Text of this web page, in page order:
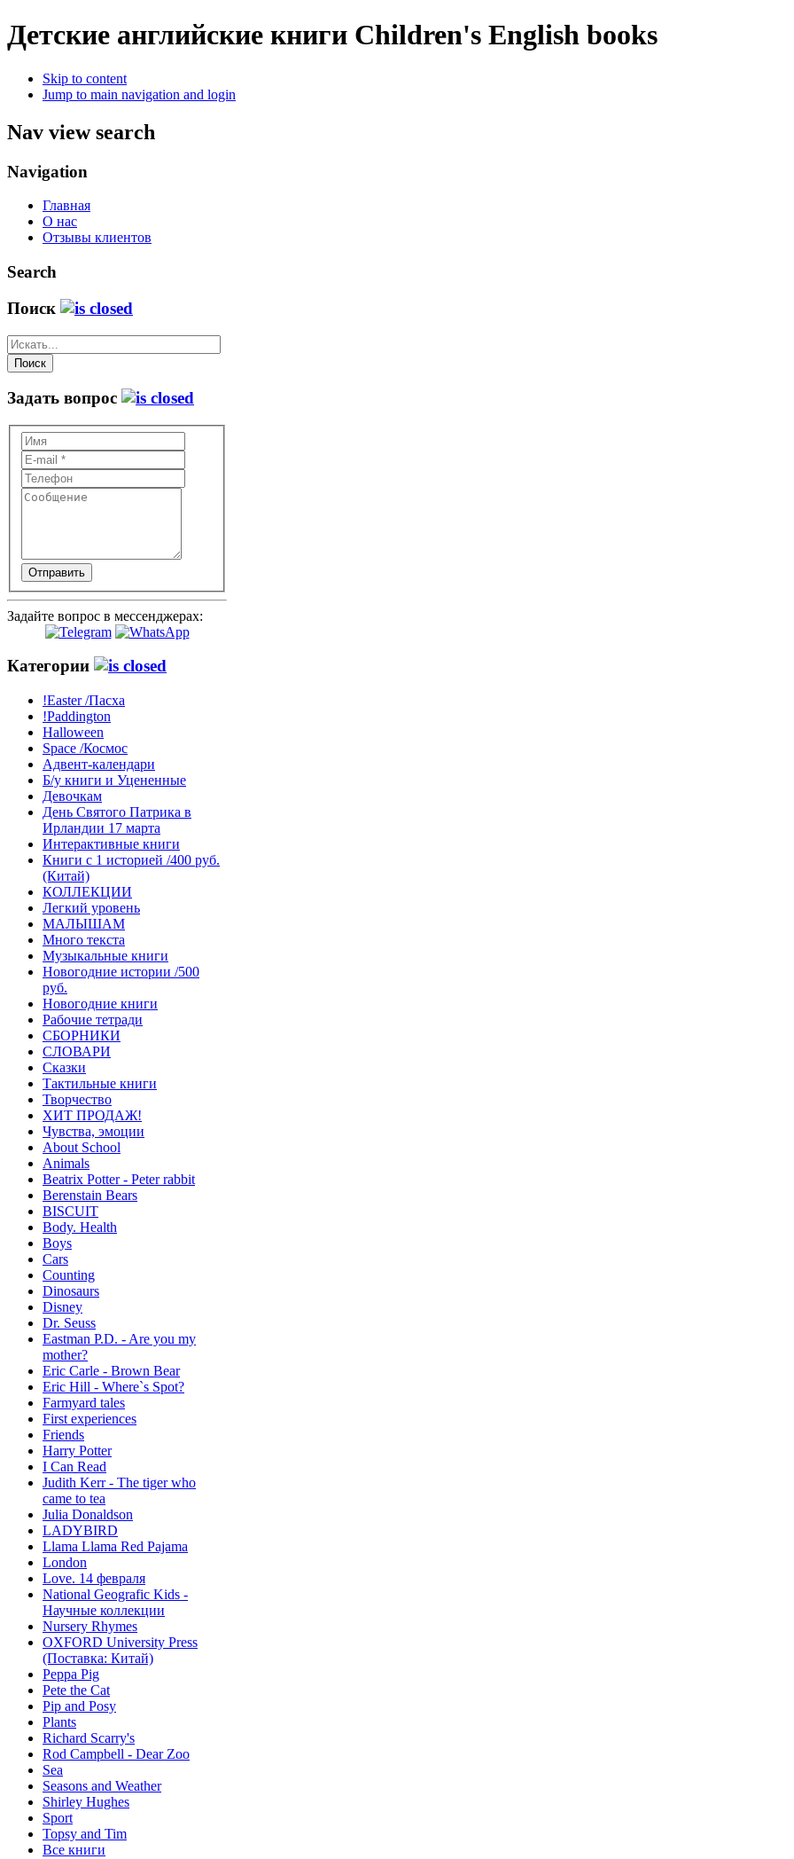
Детские английские книги Children's English books
Skip to content
Jump to main navigation and login
Nav view search
Navigation
Главная
О нас
Отзывы клиентов
Search
Поиск
Задать вопрос
Отправить
Задайте вопрос в мессенджерах:
Категории
!Easter /Пасха
!Paddington
Halloween
Space /Космос
Адвент-календари
Б/у книги и Уцененные
Девочкам
День Святого Патрика в
Ирландии 17 марта
Интерактивные книги
Книги с 1 историей /400 руб.
(Китай)
КОЛЛЕКЦИИ
Легкий уровень
МАЛЫШАМ
Много текста
Музыкальные книги
Новогодние истории /500
руб.
Новогодние книги
Рабочие тетради
СБОРНИКИ
СЛОВАРИ
Сказки
Тактильные книги
Творчество
ХИТ ПРОДАЖ!
Чувства, эмоции
About School
Animals
Beatrix Potter - Peter rabbit
Berenstain Bears
BISCUIT
Body. Health
Boys
Cars
Counting
Dinosaurs
Disney
Dr. Seuss
Eastman P.D. - Are you my
mother?
Eric Carle - Brown Bear
Eric Hill - Where`s Spot?
Farmyard tales
First experiences
Friends
Harry Potter
I Can Read
Judith Kerr - The tiger who
came to tea
Julia Donaldson
LADYBIRD
Llama Llama Red Pajama
London
Love. 14 февраля
National Geografic Kids -
Научные коллекции
Nursery Rhymes
OXFORD University Press
(Поставка: Китай)
Peppa Pig
Pete the Сat
Pip and Posy
Plants
Richard Scarry's
Rod Campbell - Dear Zoo
Sea
Seasons and Weather
Shirley Hughes
Sport
Topsy and Tim
Все книги